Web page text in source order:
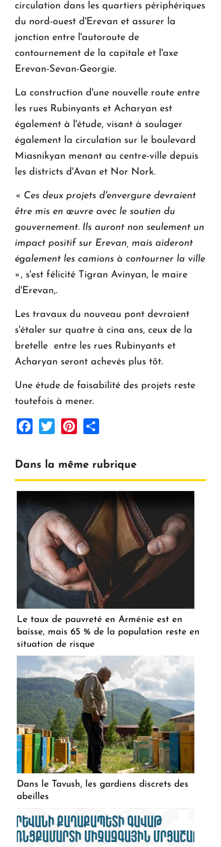
circulation dans les quartiers périphériques
du nord-ouest d'Erevan et assurer la
jonction entre l'autoroute de
contournement de la capitale et l'axe
Erevan-Sevan-Georgie.
La construction d'une nouvelle route entre
les rues Rubinyants et Acharyan est
également à l'étude, visant à soulager
également la circulation sur le boulevard
Miasnikyan menant au centre-ville depuis
les districts d'Avan et Nor Nork.
« Ces deux projets d'envergure devraient
être mis en œuvre avec le soutien du
gouvernement. Ils auront non seulement un
impact positif sur Erevan, mais aideront
également les camions à contourner la ville
» , s'est félicité Tigran Avinyan, le maire
d'Erevan,.
Les travaux du nouveau pont devraient
s'étaler sur quatre à cina ans, ceux de la
bretelle entre les rues Rubinyants et
Acharyan seront achevés plus tôt.
Une étude de faisabilité des projets reste
toutefois à mener.
Facebook
TwitterPinterest
Dans la même rubrique
Le taux de pauvreté en Arménie est en
baisse, mais 65 % de la population reste en
situation de risque
Dans le Tavush, les gardiens discrets des
abeilles